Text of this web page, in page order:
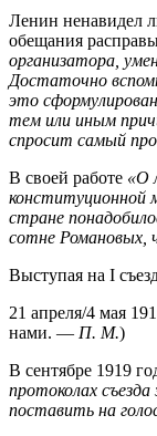
Ленин ненавидел
обещания
организатора,
Достаточно
это
тем или иным
спросит самый
В своей работе «О
конституционной
стране
сотне Романовых,
Выступая на I
21 апреля/4 мая
нами. — П. М.)
В сентябре 1919
протоколах
поставить на